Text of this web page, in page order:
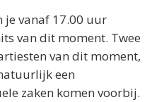
vanaf 17.00 uur
van dit moment. Twee
van dit moment,
een
zaken komen voorbij.